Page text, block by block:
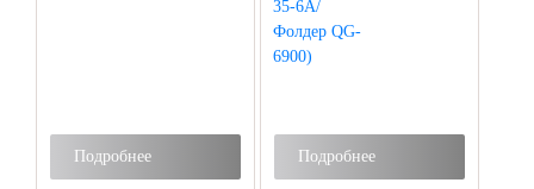
Подробнее Подробнее